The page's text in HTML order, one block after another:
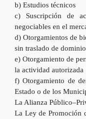
b) Estudios técnicos
c) Suscripción de
negociables en el
d) Otorgamientos de
sin traslado de
e) Otorgamiento de
la actividad autorizada
f) Otorgamiento de
Estado o de los
La Alianza
La Ley de Promoción